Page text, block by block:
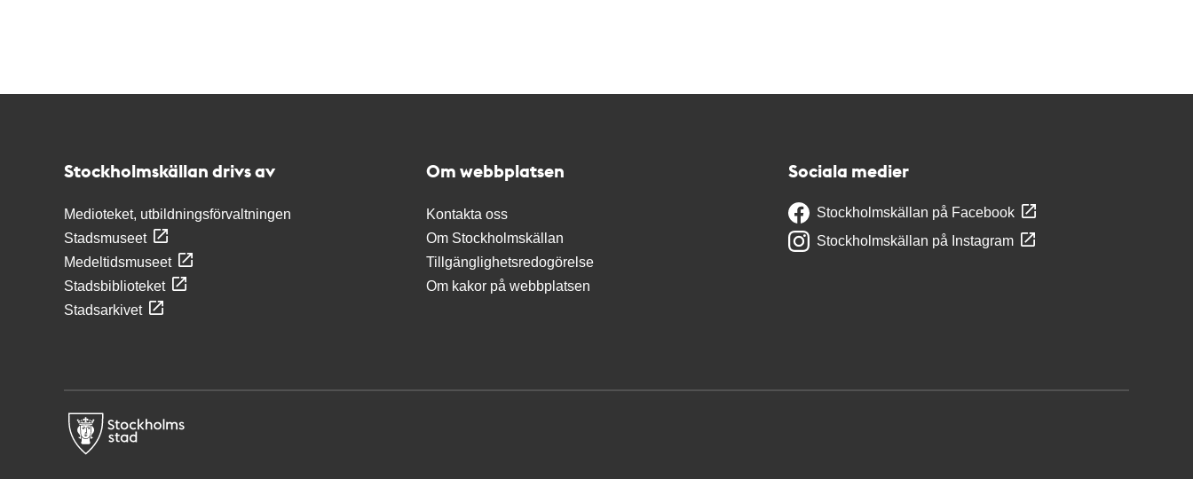
Stockholmskällan drivs av
Medioteket, utbildningsförvaltningen
Stadsmuseet
Medeltidsmuseet
Stadsbiblioteket
Stadsarkivet
Om webbplatsen
Kontakta oss
Om Stockholmskällan
Tillgänglighetsredogörelse
Om kakor på webbplatsen
Sociala medier
Stockholmskällan på Facebook
Stockholmskällan på Instagram